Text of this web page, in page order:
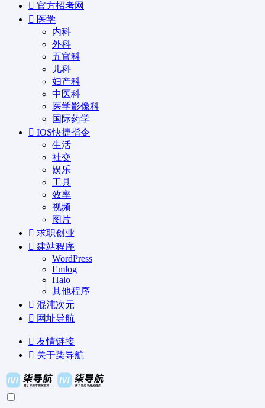
官方招考网
医学
内科
外科
五官科
儿科
妇产科
中医科
医学影像科
国际药学
IOS快捷指令
生活
社交
娱乐
工具
效率
视频
图片
求职创业
建站程序
WordPress
Emlog
Halo
其他程序
混沌次元
网址导航
友情链接
关于柒导航